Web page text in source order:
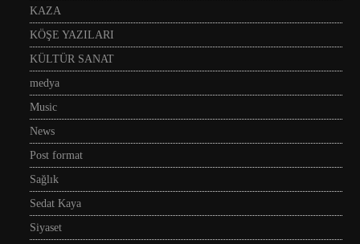
KAZA
KÖŞE YAZILARI
KÜLTÜR SANAT
medya
Music
News
Post format
Sağlık
Sedat Kaya
Siyaset